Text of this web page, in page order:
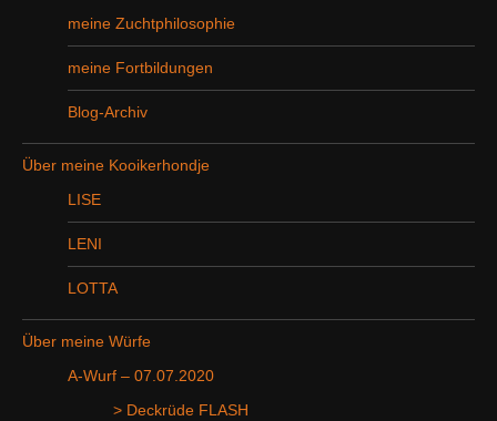
meine Zuchtphilosophie
meine Fortbildungen
Blog-Archiv
Über meine Kooikerhondje
LISE
LENI
LOTTA
Über meine Würfe
A-Wurf – 07.07.2020
> Deckrüde FLASH